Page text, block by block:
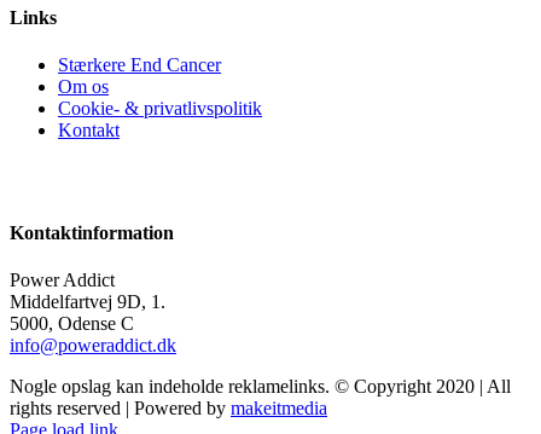
Links
Stærkere End Cancer
Om os
Cookie- & privatlivspolitik
Kontakt
Kontaktinformation
Power Addict
Middelfartvej 9D, 1.
5000, Odense C
info@poweraddict.dk
Nogle opslag kan indeholde reklamelinks. © Copyright 2020 | All
rights reserved | Powered by makeitmedia